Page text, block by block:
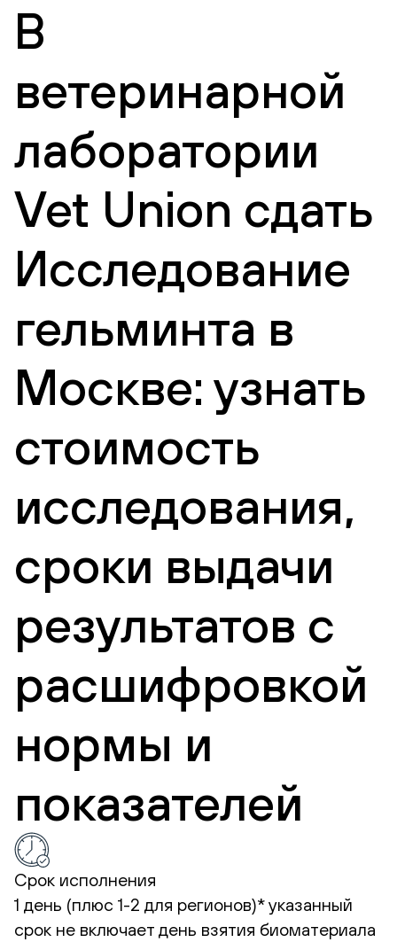
В
ветеринарной
лаборатории
Vet Union сдать
Исследование
гельминта в
Москве: узнать
стоимость
исследования,
сроки выдачи
результатов с
расшифровкой
нормы и
показателей
Срок исполнения
1 день (плюс 1-2 для регионов)*указанный
срок не включает день взятия биоматериала